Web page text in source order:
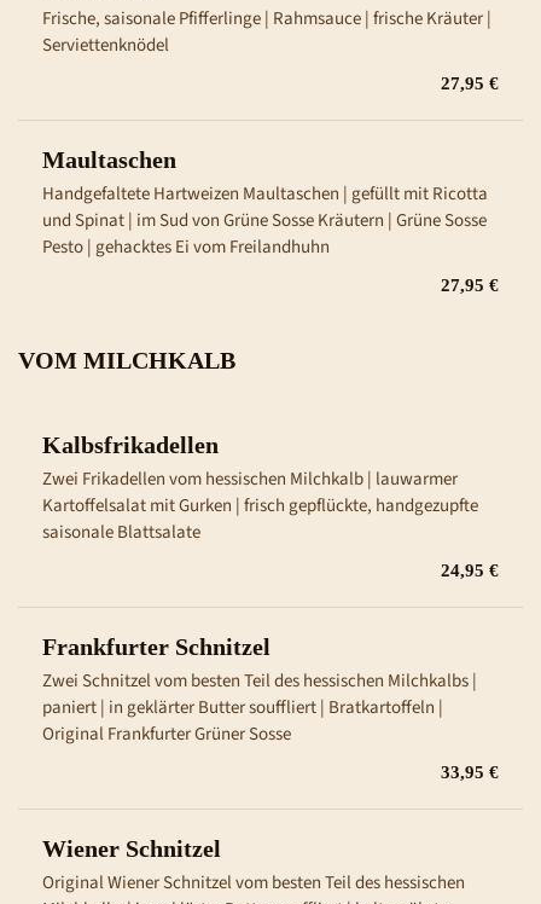
Frische, saisonale Pfifferlinge | Rahmsauce | frische Kräuter |
Serviettenknödel
27,95 €
Maultaschen
Handgefaltete Hartweizen Maultaschen | gefüllt mit Ricotta
und Spinat | im Sud von Grüne Sosse Kräutern | Grüne Sosse
Pesto | gehacktes Ei vom Freilandhuhn
27,95 €
VOM MILCHKALB
Kalbsfrikadellen
Zwei Frikadellen vom hessischen Milchkalb | lauwarmer
Kartoffelsalat mit Gurken | frisch gepflückte, handgezupfte
saisonale Blattsalate
24,95 €
Frankfurter Schnitzel
Zwei Schnitzel vom besten Teil des hessischen Milchkalbs |
paniert | in geklärter Butter souffliert | Bratkartoffeln |
Original Frankfurter Grüner Sosse
33,95 €
Wiener Schnitzel
Original Wiener Schnitzel vom besten Teil des hessischen